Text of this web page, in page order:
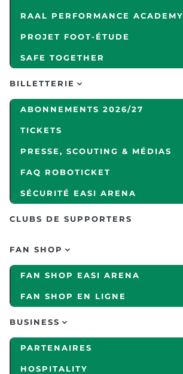
RAAL PERFORMANCE ACADEMY
PROJET FOOT-ÉTUDE
SAFE TOGETHER
BILLETTERIE
ABONNEMENTS 2026/27
TICKETS
PRESSE, SCOUTING & MÉDIAS
FAQ ROBOTICKET
SÉCURITÉ EASI ARENA
CLUBS DE SUPPORTERS
FAN SHOP
FAN SHOP EASI ARENA
FAN SHOP EN LIGNE
BUSINESS
PARTENAIRES
HOSPITALITY